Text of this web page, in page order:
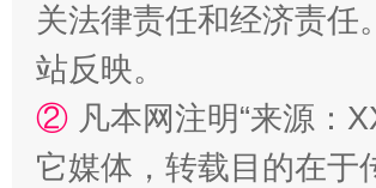
关法律责任和经济责任
站反映。
② 凡本网注明“来源：
它媒体，转载目的在于